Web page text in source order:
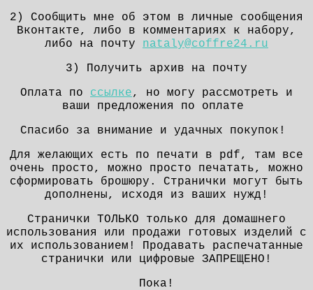
2) Сообщить мне об этом в личные сообщения
Вконтакте, либо в комментариях к набору,
либо на почту nataly@coffre24.ru
3) Получить архив на почту
Оплата по ссылке, но могу рассмотреть и
ваши предложения по оплате
Спасибо за внимание и удачных покупок!
Для желающих есть по печати в pdf, там все
очень просто, можно просто печатать, можно
сформировать брошюру. Странички могут быть
дополнены, исходя из ваших нужд!
Странички ТОЛЬКО только для домашнего
использования или продажи готовых изделий с
их использованием! Продавать распечатанные
странички или цифровые ЗАПРЕЩЕНО!
Пока!